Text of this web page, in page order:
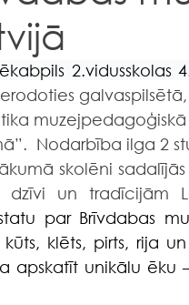
2.vidusskolas
muzejpedagoģiskā
Nodarbība ilga 2
dzīvi un tradīcijām
par Brīvdabas
klēts, pirts, rija
apskatīt unikālu ēku